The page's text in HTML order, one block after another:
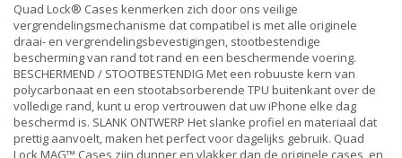
Quad Lock® Cases kenmerken zich door ons veilige
vergrendelingsmechanisme dat compatibel is met alle originele
draai- en vergrendelingsbevestigingen, stootbestendige
bescherming van rand tot rand en een beschermende voering.
BESCHERMEND / STOOTBESTENDIG Met een robuuste kern van
polycarbonaat en een stootabsorberende TPU buitenkant over de
volledige rand, kunt u erop vertrouwen dat uw iPhone elke dag
beschermd is. SLANK ONTWERP Het slanke profiel en materiaal dat
prettig aanvoelt, maken het perfect voor dagelijks gebruik. Quad
Lock MAG™ Cases zijn dunner en vlakker dan de originele cases, en